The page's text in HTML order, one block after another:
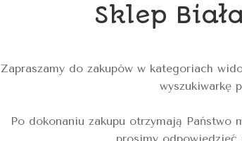
Sklep
Zapraszamy do zakupów w kategoriach
wyszukiwarkę
Po dokonaniu zakupu otrzymają Państwo